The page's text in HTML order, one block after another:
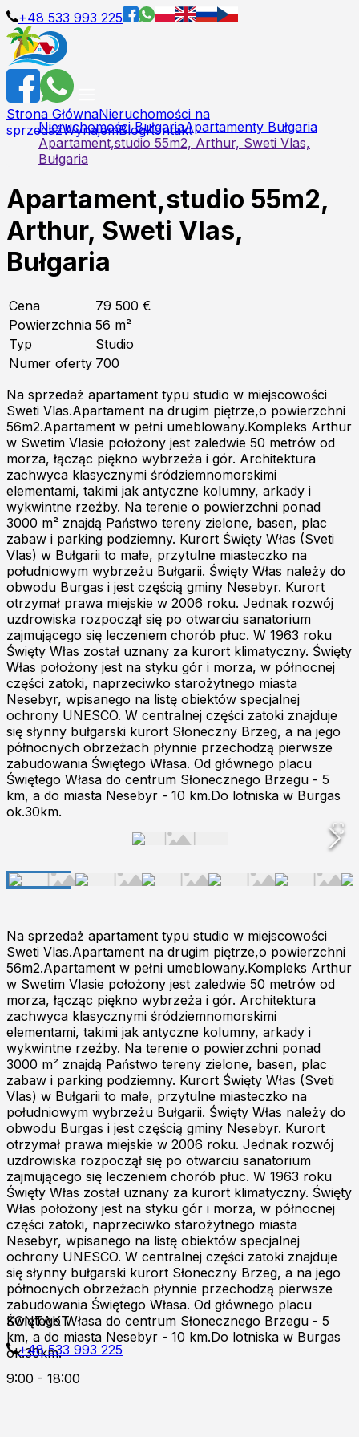
+48 533 993 225
Strona GłównaNieruchomości na
sprzedażWynajemBlogKontakt
Nieruchomości BułgariaApartamenty Bułgaria
Apartament,studio 55m2, Arthur, Sweti Vlas,
Bułgaria
Apartament,studio 55m2,
Arthur, Sweti Vlas,
Bułgaria
Cena
79 500 €
Powierzchnia 56 m²
Typ
Studio
Numer oferty 700
Na sprzedaż apartament typu studio w miejscowości
Sweti Vlas.Apartament na drugim piętrze,o powierzchni
56m2.Apartament w pełni umeblowany.Kompleks Arthur
w Swetim Vlasie położony jest zaledwie 50 metrów od
morza, łącząc piękno wybrzeża i gór. Architektura
zachwyca klasycznymi śródziemnomorskimi
elementami, takimi jak antyczne kolumny, arkady i
wykwintne rzeźby. Na terenie o powierzchni ponad
3000 m² znajdą Państwo tereny zielone, basen, plac
zabaw i parking podziemny. Kurort Święty Włas (Sveti
Vlas) w Bułgarii to małe, przytulne miasteczko na
południowym wybrzeżu Bułgarii. Święty Włas należy do
obwodu Burgas i jest częścią gminy Nesebyr. Kurort
otrzymał prawa miejskie w 2006 roku. Jednak rozwój
uzdrowiska rozpoczął się po otwarciu sanatorium
zajmującego się leczeniem chorób płuc. W 1963 roku
Święty Włas został uznany za kurort klimatyczny. Święty
Włas położony jest na styku gór i morza, w północnej
części zatoki, naprzeciwko starożytnego miasta
Nesebyr, wpisanego na listę obiektów specjalnej
ochrony UNESCO. W centralnej części zatoki znajduje
się słynny bułgarski kurort Słoneczny Brzeg, a na jego
północnych obrzeżach płynnie przechodzą pierwsze
zabudowania Świętego Własa. Od głównego placu
Świętego Własa do centrum Słonecznego Brzegu - 5
km, a do miasta Nesebyr - 10 km.Do lotniska w Burgas
ok.30km.
Na sprzedaż apartament typu studio w miejscowości
Sweti Vlas.Apartament na drugim piętrze,o powierzchni
56m2.Apartament w pełni umeblowany.Kompleks Arthur
w Swetim Vlasie położony jest zaledwie 50 metrów od
morza, łącząc piękno wybrzeża i gór. Architektura
zachwyca klasycznymi śródziemnomorskimi
elementami, takimi jak antyczne kolumny, arkady i
wykwintne rzeźby. Na terenie o powierzchni ponad
3000 m² znajdą Państwo tereny zielone, basen, plac
zabaw i parking podziemny. Kurort Święty Włas (Sveti
Vlas) w Bułgarii to małe, przytulne miasteczko na
południowym wybrzeżu Bułgarii. Święty Włas należy do
obwodu Burgas i jest częścią gminy Nesebyr. Kurort
otrzymał prawa miejskie w 2006 roku. Jednak rozwój
uzdrowiska rozpoczął się po otwarciu sanatorium
zajmującego się leczeniem chorób płuc. W 1963 roku
Święty Włas został uznany za kurort klimatyczny. Święty
Włas położony jest na styku gór i morza, w północnej
części zatoki, naprzeciwko starożytnego miasta
Nesebyr, wpisanego na listę obiektów specjalnej
ochrony UNESCO. W centralnej części zatoki znajduje
się słynny bułgarski kurort Słoneczny Brzeg, a na jego
północnych obrzeżach płynnie przechodzą pierwsze
zabudowania Świętego Własa. Od głównego placu
Świętego Własa do centrum Słonecznego Brzegu - 5
km, a do miasta Nesebyr - 10 km.Do lotniska w Burgas
ok.30km.
KONTAKT
+48 533 993 225
9:00 - 18:00